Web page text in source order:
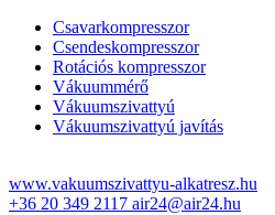
Csavarkompresszor
Csendeskompresszor
Rotációs kompresszor
Vákuummérő
Vákuumszivattyú
Vákuumszivattyú javítás
www.vakuumszivattyu-alkatresz.hu
+36 20 349 2117 air24@air24.hu